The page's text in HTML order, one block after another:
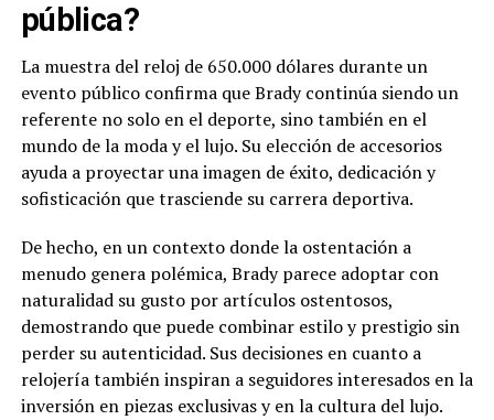
pública?
La muestra del reloj de 650.000 dólares durante un
evento público confirma que Brady continúa siendo un
referente no solo en el deporte, sino también en el
mundo de la moda y el lujo. Su elección de accesorios
ayuda a proyectar una imagen de éxito, dedicación y
sofisticación que trasciende su carrera deportiva.
De hecho, en un contexto donde la ostentación a
menudo genera polémica, Brady parece adoptar con
naturalidad su gusto por artículos ostentosos,
demostrando que puede combinar estilo y prestigio sin
perder su autenticidad. Sus decisiones en cuanto a
relojería también inspiran a seguidores interesados en la
inversión en piezas exclusivas y en la cultura del lujo.